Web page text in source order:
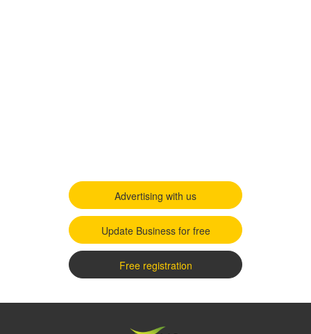
Advertising with us
Update Business for free
Free registration